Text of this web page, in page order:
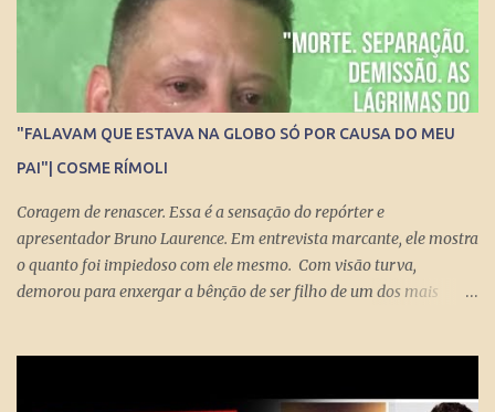
"FALAVAM QUE ESTAVA NA GLOBO SÓ POR CAUSA DO MEU
PAI"| COSME RÍMOLI
Coragem de renascer. Essa é a sensação do repórter e
apresentador Bruno Laurence. Em entrevista marcante, ele mostra
o quanto foi impiedoso com ele mesmo. Com visão turva,
demorou para enxergar a bênção de ser filho de um dos mais
Grandes Momentos do Esporte e Cartão Verde, entre inúmeros